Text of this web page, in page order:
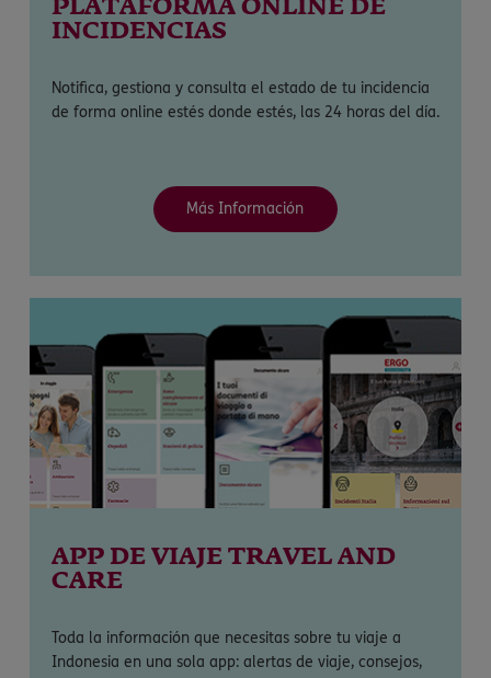
PLATAFORMA ONLINE DE
INCIDENCIAS
Notifica, gestiona y consulta el estado de tu incidencia
de forma online estés donde estés, las 24 horas del día.
Más Información
APP DE VIAJE TRAVEL AND
CARE
Toda la información que necesitas sobre tu viaje a
Indonesia en una sola app: alertas de viaje, consejos,